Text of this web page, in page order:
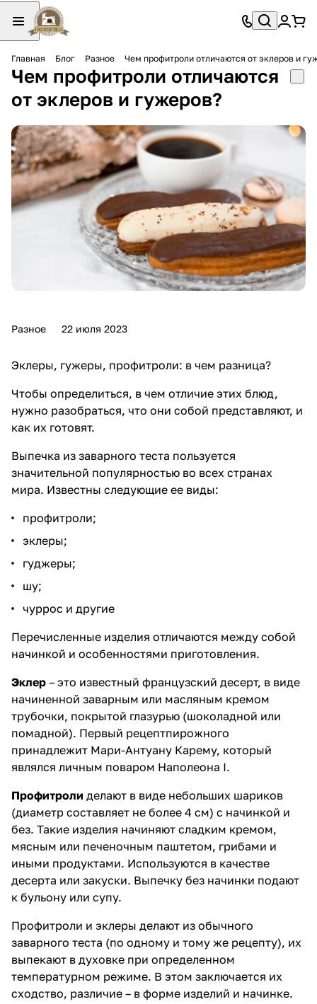
Главная Блог Разное Чем профитроли отличаются от эклеров и
Чем профитроли отличаются
от эклеров и гужеров?
Разное 22 июля 2023
Эклеры, гужеры, профитроли: в чем разница?
Чтобы определиться, в чем отличие этих блюд,
нужно разобраться, что они собой представляют, и
как их готовят.
Выпечка из заварного теста пользуется
значительной популярностью во всех странах
мира. Известны следующие ее виды:
профитроли;
эклеры;
гуджеры;
шу;
чуррос и другие
Перечисленные изделия отличаются между собой
начинкой и особенностями приготовления.
Эклер – это известный французский десерт, в виде
начиненной заварным или масляным кремом
трубочки, покрытой глазурью (шоколадной или
помадной). Первый рецептпирожного
принадлежит Мари-Антуану Карему, который
являлся личным поваром Наполеона I.
Профитроли делают в виде небольших шариков
(диаметр составляет не более 4 см) с начинкой и
без. Такие изделия начиняют сладким кремом,
мясным или печеночным паштетом, грибами и
иными продуктами. Используются в качестве
десерта или закуски. Выпечку без начинки подают
к бульону или супу.
Профитроли и эклеры делают из обычного
заварного теста (по одному и тому же рецепту), их
выпекают в духовке при определенном
температурном режиме. В этом заключается их
сходство, различие – в форме изделий и начинке.